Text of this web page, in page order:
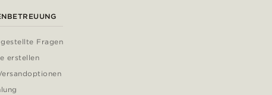
Fragen
erstellen